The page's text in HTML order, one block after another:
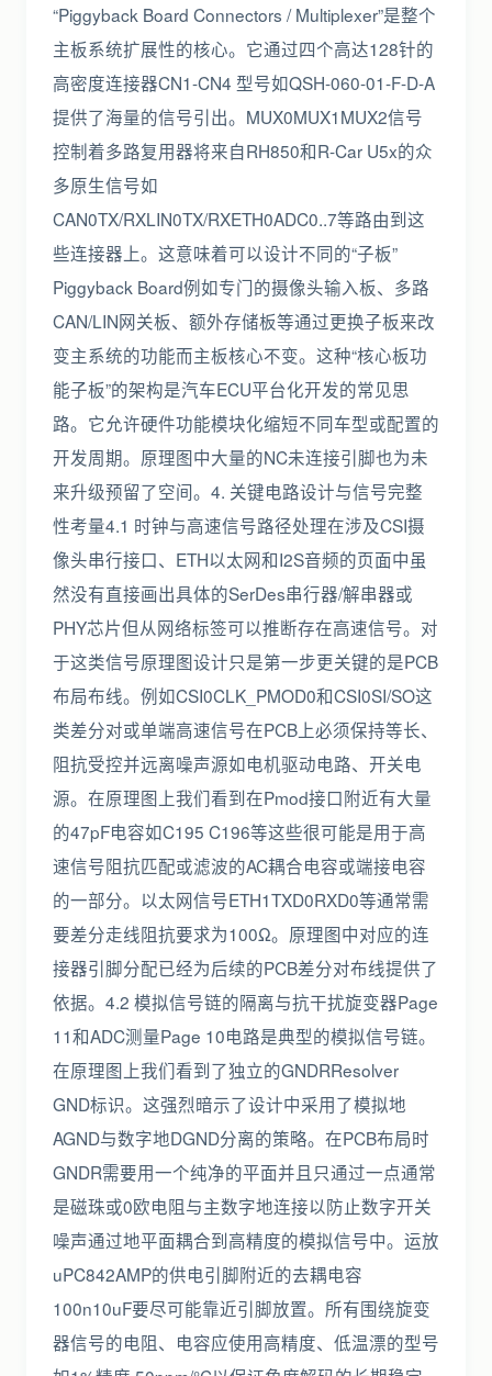
“Piggyback Board Connectors / Multiplexer”是整个
主板系统扩展性的核心。它通过四个高达128针的
高密度连接器CN1-CN4 型号如QSH-060-01-F-D-A
提供了海量的信号引出。MUX0MUX1MUX2信号
控制着多路复用器将来自RH850和R-Car U5x的众
多原生信号如
CAN0TX/RXLIN0TX/RXETH0ADC0..7等路由到这
些连接器上。这意味着可以设计不同的“子板”
Piggyback Board例如专门的摄像头输入板、多路
CAN/LIN网关板、额外存储板等通过更换子板来改
变主系统的功能而主板核心不变。这种“核心板功
能子板”的架构是汽车ECU平台化开发的常见思
路。它允许硬件功能模块化缩短不同车型或配置的
开发周期。原理图中大量的NC未连接引脚也为未
来升级预留了空间。4. 关键电路设计与信号完整
性考量4.1 时钟与高速信号路径处理在涉及CSI摄
像头串行接口、ETH以太网和I2S音频的页面中虽
然没有直接画出具体的SerDes串行器/解串器或
PHY芯片但从网络标签可以推断存在高速信号。对
于这类信号原理图设计只是第一步更关键的是PCB
布局布线。例如CSI0CLK_PMOD0和CSI0SI/SO这
类差分对或单端高速信号在PCB上必须保持等长、
阻抗受控并远离噪声源如电机驱动电路、开关电
源。在原理图上我们看到在Pmod接口附近有大量
的47pF电容如C195 C196等这些很可能是用于高
速信号阻抗匹配或滤波的AC耦合电容或端接电容
的一部分。以太网信号ETH1TXD0RXD0等通常需
要差分走线阻抗要求为100Ω。原理图中对应的连
接器引脚分配已经为后续的PCB差分对布线提供了
依据。4.2 模拟信号链的隔离与抗干扰旋变器Page
11和ADC测量Page 10电路是典型的模拟信号链。
在原理图上我们看到了独立的GNDRResolver
GND标识。这强烈暗示了设计中采用了模拟地
AGND与数字地DGND分离的策略。在PCB布局时
GNDR需要用一个纯净的平面并且只通过一点通常
是磁珠或0欧电阻与主数字地连接以防止数字开关
噪声通过地平面耦合到高精度的模拟信号中。运放
uPC842AMP的供电引脚附近的去耦电容
100n10uF要尽可能靠近引脚放置。所有围绕旋变
器信号的电阻、电容应使用高精度、低温漂的型号